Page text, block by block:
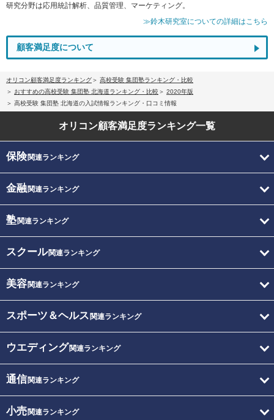
研究分野は応用統計解析、品質管理、マーケティング。
≫鈴木研究室についての詳細はこちら
顧客満足度について
オリコン顧客満足度ランキング
高校受験 集団塾ランキング・比較
おすすめの高校受験 集団塾 北海道ランキング・比較
2020年版
高校受験 集団塾 北海道の入試情報ランキング・口コミ情報
オリコン顧客満足度ランキング一覧
保険関連ランキング
金融関連ランキング
塾関連ランキング
スクール関連ランキング
美容関連ランキング
スポーツ＆ヘルス 関連ランキング
ウエディング関連ランキング
通信関連ランキング
小売関連ランキング